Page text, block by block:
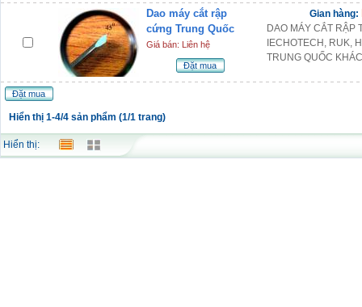
Dao máy cắt rập
cứng Trung Quốc
Giá bán: Liên hệ
Đặt mua
Gian hàng:
DAO MÁY CẮT RẬP
IECHOTECH, RUK,
TRUNG QUỐC
Đặt mua
Hiển thị 1-4/4 sản phẩm (1/1 trang)
Hiển thị: